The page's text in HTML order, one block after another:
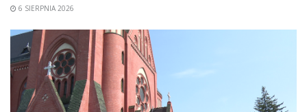
6 SIERPNIA 2026